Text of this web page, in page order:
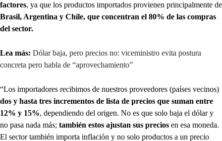
factores, ya que los productos importados provienen principalmente de
Brasil, Argentina y Chile, que concentran el 80% de las compras
del sector.
Lea más: Dólar baja, pero precios no: viceministro evita postura
concreta pero habla de “aprovechamiento”
“Los importadores recibimos de nuestros proveedores (países vecinos)
dos y hasta tres incrementos de lista de precios que suman entre
12% y 15%, dependiendo del origen. No es que solo baja el dólar y
no pasa nada más; también estos ajustan sus precios en esa moneda.
El sector también importa inflación y no solo productos a un precio